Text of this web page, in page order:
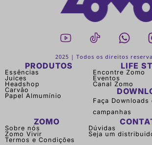
2025 | Todos os direitos
PRODUTOS
Essências
Juices
Headshop
Carvão
Papel Almumínio
LIFE
Encontre Zomo
Eventos
Canal Zomo
Faça Downloads
campanhas
ZOMO
Sobre nós
Zomo Vivir
Termos e Condições
Dúvidas
Seja um